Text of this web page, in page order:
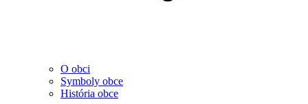
O obci
Symboly obce
História obce